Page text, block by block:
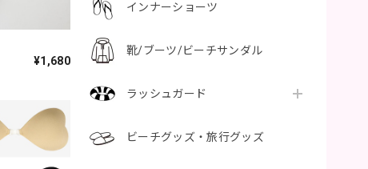
インナーショーツ
靴/ブーツ/ビーチサンダル
ラッシュガード
ビーチグッズ・旅行グッズ
¥1,680